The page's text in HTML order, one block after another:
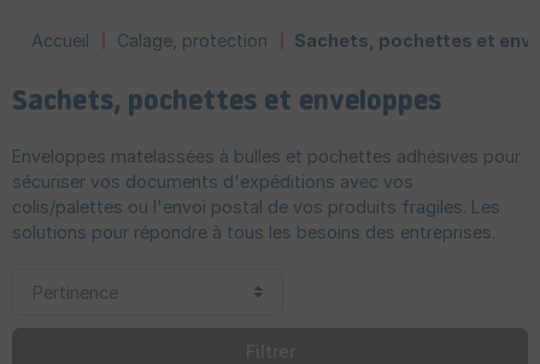
Accueil Calage, protection Sachets, pochettes et
Sachets, pochettes et enveloppes
Enveloppes matelassées à bulles et pochettes adhésives pour
sécuriser vos documents d'expéditions avec vos
colis/palettes ou l'envoi postal de vos produits fragiles. Les
solutions pour répondre à tous les besoins des entreprises.
Filtrer